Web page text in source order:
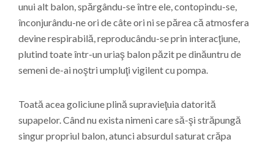
unui alt balon, spărgându-se între ele, contopindu-se,
înconjurându-ne ori de câte ori ni se părea că atmosfera
devine respirabilă, reproducându-se prin interacţiune,
plutind toate într-un uriaş balon păzit pe dinăuntru de
semeni de-ai noştri umpluţi vigilent cu pompa.
Toată acea goliciune plină supravieţuia datorită
supapelor. Când nu exista nimeni care să-şi străpungă
singur propriul balon, atunci absurdul saturat crăpa